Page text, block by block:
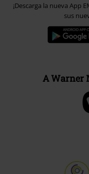
¡Descarga la nueva App
sus
A Warner